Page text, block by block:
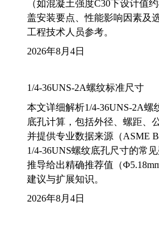
（如混凝土强度C30下设计值
盖安装要点、性能影响因素及
工程技术人员参考。
2026年8月4日
1/4-36UNS-2A螺纹标准尺寸
本文详细解析1/4-36UNS-2A螺
底孔计算，包括外径、螺距、
并提供专业数据来源（ASME
1/4-36UNS螺纹底孔尺寸的常
推导给出精确推荐值（
建议与扩展知识。
2026年8月4日